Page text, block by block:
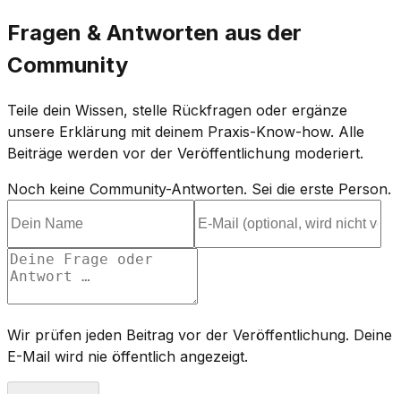
Fragen & Antworten aus der
Community
Teile dein Wissen, stelle Rückfragen oder ergänze
unsere Erklärung mit deinem Praxis-Know-how. Alle
Beiträge werden vor der Veröffentlichung moderiert.
Noch keine Community-Antworten. Sei die erste Person.
Wir prüfen jeden Beitrag vor der Veröffentlichung. Deine
E-Mail wird nie öffentlich angezeigt.